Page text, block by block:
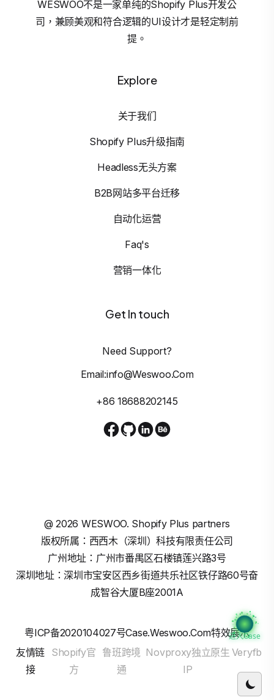
进入Case
WESWOO不是一家单纯的Shopify Plus开发公
司，兼顾美观和符合逻辑的UI设计才是轻定制前
提。
Explore
关于我们
Shopify Plus升级指南
Headless无头方案
B2B网站多平台迁移
自动化运营
Faq's
营销一体化
Get In touch
Need Support?
Email:info@weswoo.com
+86 18688202145
@2026 WESWOO. Shopify Plus partners
版权所属：西西木（深圳）科技有限责任公司
广州地址：广州市番禺区石楼镇莲兴路3号
深圳地址：深圳市宝安区西乡街道共乐社区铁仔路60号奋
成智谷大厦B座2001A
粤ICP备2020104027号Case.weswoo.com特效展示
友情链
接
Shopify官
方
鲁班跨境
通
Novproxy独立原生
IP
Veryfb